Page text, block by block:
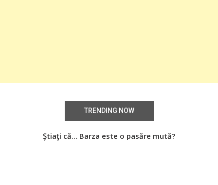
TRENDING NOW
Ştiaţi că… Barza este o pasăre mută?